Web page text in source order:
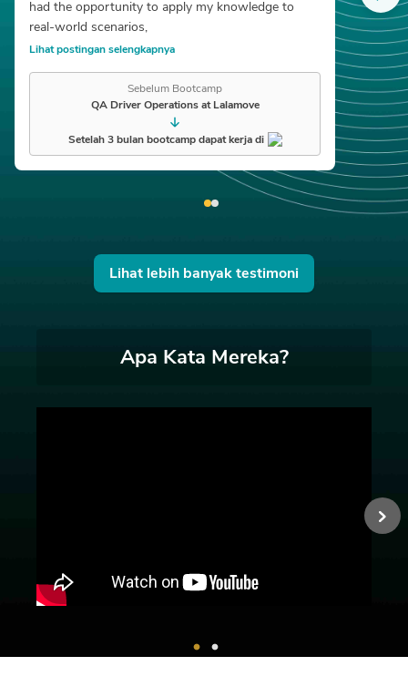
had the opportunity to apply my knowledge to
real-world scenarios,
Lihat postingan selengkapnya
Sebelum Bootcamp
QA Driver Operations at Lalamove
Setelah 3 bulan bootcamp dapat kerja di
Lihat lebih banyak testimoni
Apa Kata Mereka?